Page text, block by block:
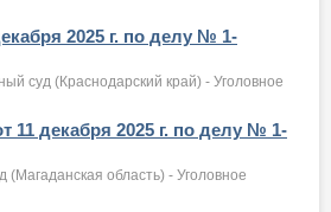
2025 г. по делу № 1-
суд (Краснодарский край) - Уголовное
11 декабря 2025 г. по делу № 1-
(Магаданская область) - Уголовное